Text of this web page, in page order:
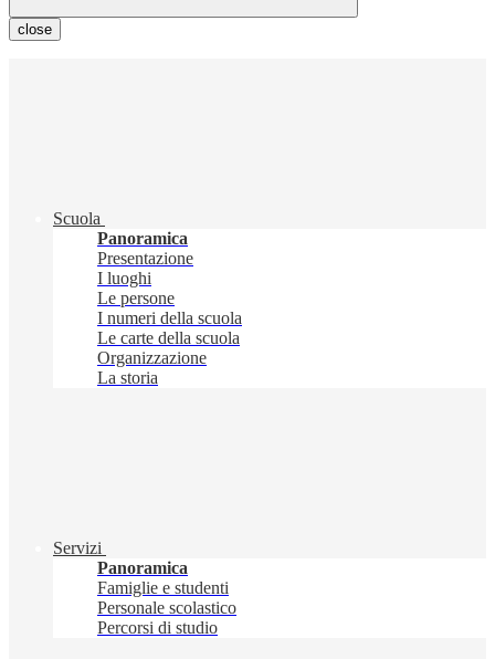
close
Scuola
Panoramica
Presentazione
I luoghi
Le persone
I numeri della scuola
Le carte della scuola
Organizzazione
La storia
Servizi
Panoramica
Famiglie e studenti
Personale scolastico
Percorsi di studio